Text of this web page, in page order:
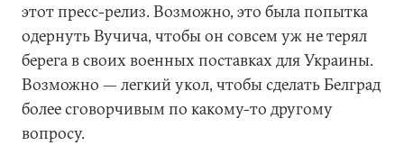
этот пресс-релиз. Возможно, это была попытка
одернуть Вучича, чтобы он совсем уж не терял
берега в своих военных поставках для Украины.
Возможно — легкий укол, чтобы сделать Белград
более сговорчивым по какому-то другому
вопросу.